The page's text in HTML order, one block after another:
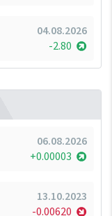
04.08.2026
-2.80
06.08.2026
+0.00003
13.10.2023
-0.00620